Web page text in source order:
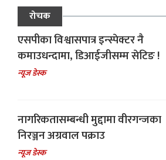
रोचक
एसपीका विश्वासपात्र इन्स्पेक्टर नै
कमाउधन्दामा, डिआईजीसम्म सेटिङ !
न्यूज डेस्क
नागरिकतासम्बन्धी मुद्दामा वीरगन्जका
निरञ्जन अग्रवाल पक्राउ
न्यूज डेस्क